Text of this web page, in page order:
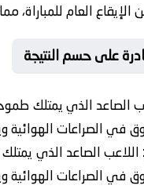
الإيقاع العام
على حسم النتيجة
الصاعد الذي يمتلك
في الصراعات الهوائية
اللاعب الصاعد الذي
في الصراعات الهوائية